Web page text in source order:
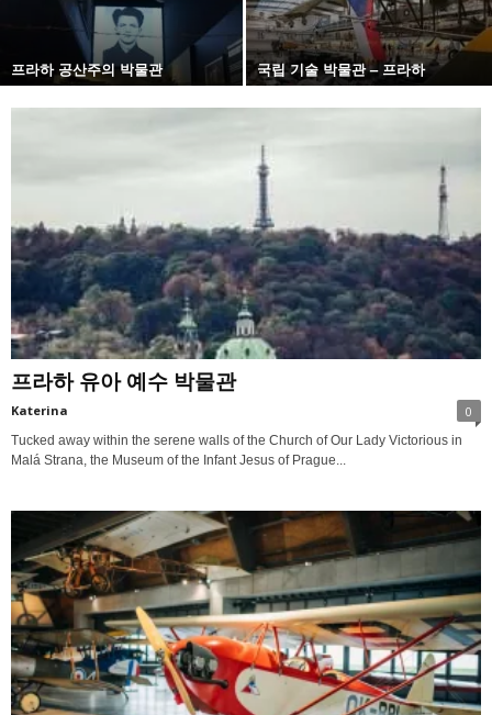
프라하 공산주의 박물관 국립 기술 박물관 – 프라하
프라하 유아 예수 박물관
Katerina 0
Tucked away within the serene walls of the Church of Our Lady Victorious in
Malá Strana, the Museum of the Infant Jesus of Prague...